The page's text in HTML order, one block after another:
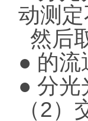
动测
然后
● 的流
● 分光
（2